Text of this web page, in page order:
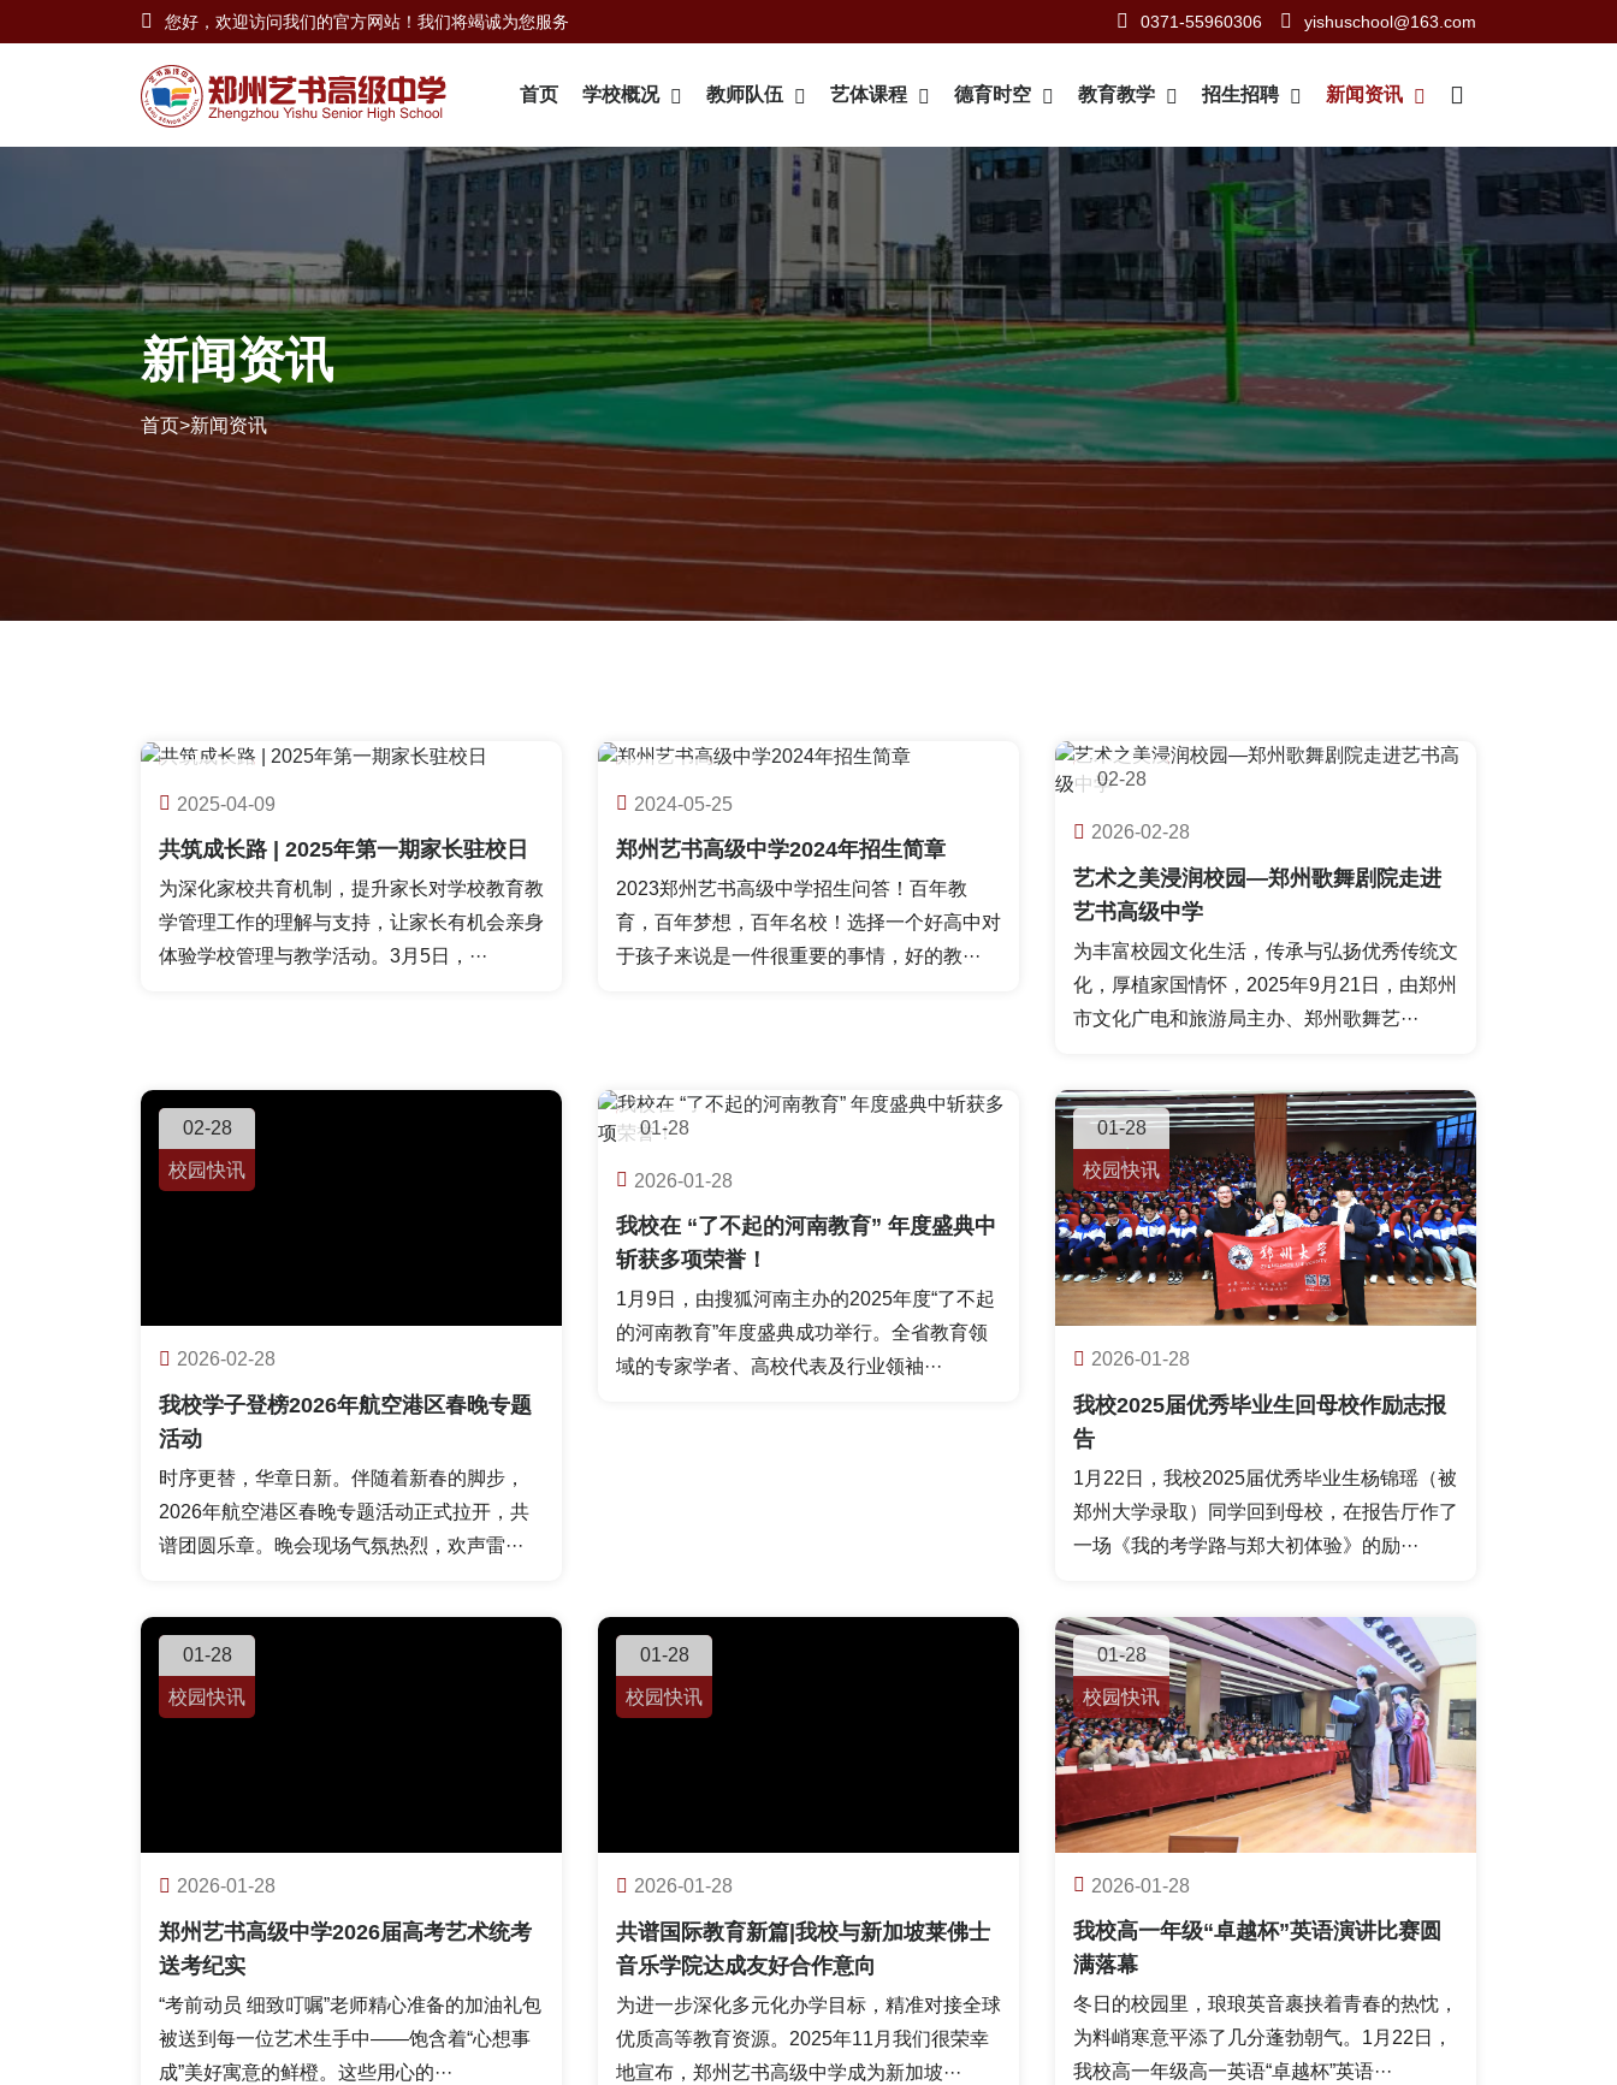
您好，欢迎访问我们的官方网站！我们将竭诚为您服务 0371-55960306 yishuschool@163.com
首页 学校概况 教师队伍 艺体课程 德育时空 教育教学 招生招聘 新闻资讯
新闻资讯
首页>新闻资讯
2025-04-09
共筑成长路 | 2025年第一期家长驻校日
为深化家校共育机制，提升家长对学校教育教
学管理工作的理解与支持，让家长有机会亲身
体验学校管理与教学活动。3月5日，···
2024-05-25
郑州艺书高级中学2024年招生简章
2023郑州艺书高级中学招生问答！百年教
育，百年梦想，百年名校！选择一个好高中对
于孩子来说是一件很重要的事情，好的教···
02-28
校园快讯
2026-02-28
艺术之美浸润校园—郑州歌舞剧院走进
艺书高级中学
为丰富校园文化生活，传承与弘扬优秀传统文
化，厚植家国情怀，2025年9月21日，由郑州
市文化广电和旅游局主办、郑州歌舞艺···
02-28
校园快讯
2026-02-28
我校学子登榜2026年航空港区春晚专题
活动
时序更替，华章日新。伴随着新春的脚步，
2026年航空港区春晚专题活动正式拉开，共
谱团圆乐章。晚会现场气氛热烈，欢声雷···
01-28
校园快讯
2026-01-28
我校在 “了不起的河南教育” 年度盛典中
斩获多项荣誉！
1月9日，由搜狐河南主办的2025年度“了不起
的河南教育”年度盛典成功举行。全省教育领
域的专家学者、高校代表及行业领袖···
01-28
校园快讯
2026-01-28
我校2025届优秀毕业生回母校作励志报
告
1月22日，我校2025届优秀毕业生杨锦瑶（被
郑州大学录取）同学回到母校，在报告厅作了
一场《我的考学路与郑大初体验》的励···
01-28
校园快讯
2026-01-28
郑州艺书高级中学2026届高考艺术统考
送考纪实
“考前动员 细致叮嘱”老师精心准备的加油礼包
被送到每一位艺术生手中——饱含着“心想事
成”美好寓意的鲜橙。这些用心的···
01-28
校园快讯
2026-01-28
共谱国际教育新篇|我校与新加坡莱佛士
音乐学院达成友好合作意向
为进一步深化多元化办学目标，精准对接全球
优质高等教育资源。2025年11月我们很荣幸
地宣布，郑州艺书高级中学成为新加坡···
01-28
校园快讯
2026-01-28
我校高一年级“卓越杯”英语演讲比赛圆
满落幕
冬日的校园里，琅琅英音裹挟着青春的热忱，
为料峭寒意平添了几分蓬勃朝气。1月22日，
我校高一年级高一英语“卓越杯”英语···